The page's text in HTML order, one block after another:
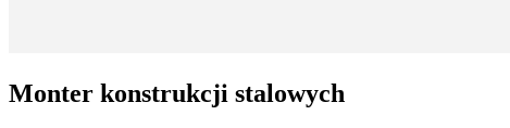
Monter konstrukcji stalowych